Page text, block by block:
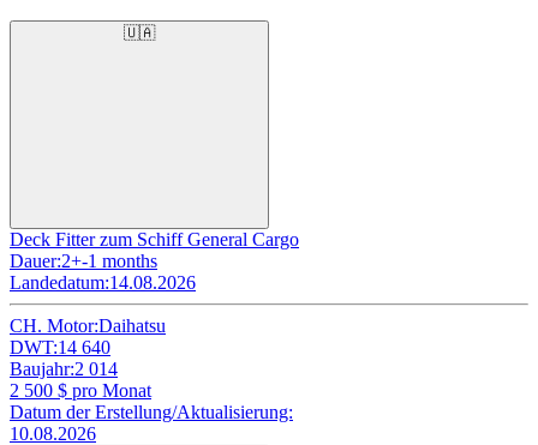
🇺🇦
Deck Fitter zum Schiff General Cargo
Dauer:2+-1 months
Landedatum:14.08.2026
CH. Motor:Daihatsu
DWT:14 640
Baujahr:2 014
2 500 $ pro Monat
Datum der Erstellung/Aktualisierung:
10.08.2026